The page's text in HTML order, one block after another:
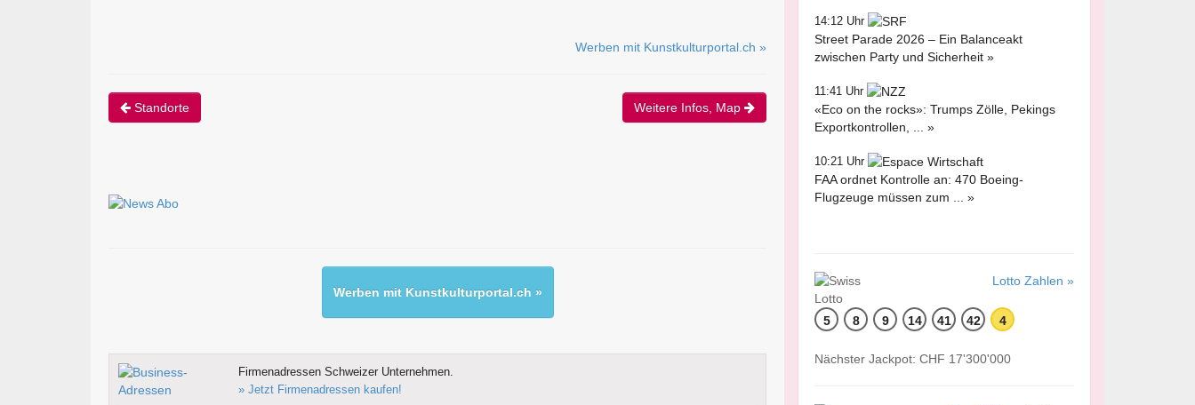
Werben mit Kunstkulturportal.ch »
Standorte Weitere Infos, Map
Werben mit Kunstkulturportal.ch »
Firmenadressen Schweizer Unternehmen.
» Jetzt Firmenadressen kaufen!
14:12 Uhr
Street Parade 2026 – Ein Balanceakt
zwischen Party und Sicherheit »
11:41 Uhr
«Eco on the rocks»: Trumps Zölle, Pekings
Exportkontrollen, ... »
10:21 Uhr
FAA ordnet Kontrolle an: 470 Boeing-
Flugzeuge müssen zum ... »
Lotto Zahlen »
5 8 9 14 41 42 4
Nächster Jackpot: CHF 17'300'000